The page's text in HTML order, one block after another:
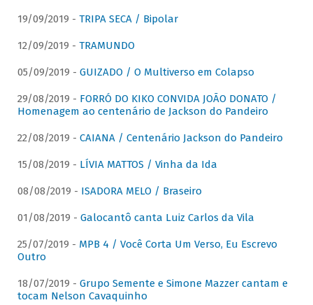
19/09/2019 - TRIPA SECA / Bipolar
12/09/2019 - TRAMUNDO
05/09/2019 - GUIZADO / O Multiverso em Colapso
29/08/2019 - FORRÓ DO KIKO CONVIDA JOÃO DONATO /
Homenagem ao centenário de Jackson do Pandeiro
22/08/2019 - CAIANA / Centenário Jackson do Pandeiro
15/08/2019 - LÍVIA MATTOS / Vinha da Ida
08/08/2019 - ISADORA MELO / Braseiro
01/08/2019 - Galocantô canta Luiz Carlos da Vila
25/07/2019 - MPB 4 / Você Corta Um Verso, Eu Escrevo
Outro
18/07/2019 - Grupo Semente e Simone Mazzer cantam e
tocam Nelson Cavaquinho